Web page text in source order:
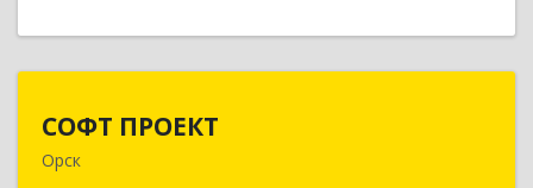
СОФТ ПРОЕКТ
Орск